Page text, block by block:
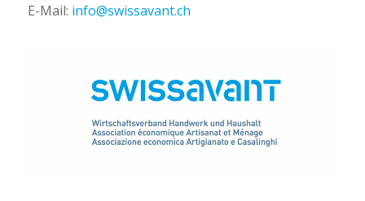
E-Mail: info@swissavant.ch